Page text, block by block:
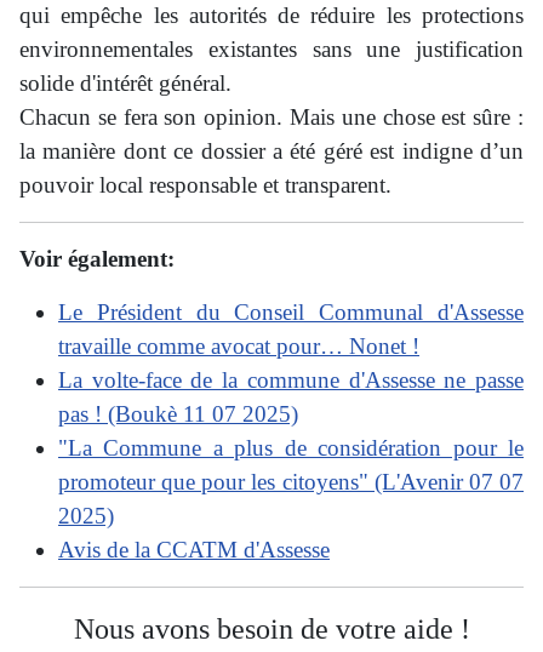
qui empêche les autorités de réduire les protections
environnementales existantes sans une justification
solide d'intérêt général.
Chacun se fera son opinion. Mais une chose est sûre :
la manière dont ce dossier a été géré est indigne d’un
pouvoir local responsable et transparent.
Voir également:
Le Président du Conseil Communal d'Assesse
travaille comme avocat pour… Nonet !
La volte-face de la commune d'Assesse ne passe
pas ! (Boukè 11 07 2025)
"La Commune a plus de considération pour le
promoteur que pour les citoyens" (L'Avenir 07 07
2025)
Avis de la CCATM d'Assesse
Nous avons besoin de votre aide !